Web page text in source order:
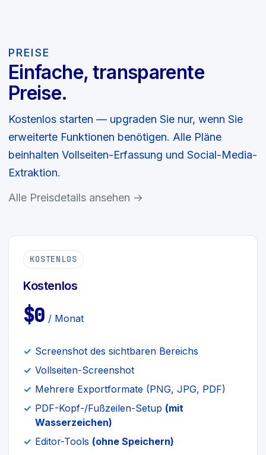
PREISE
Einfache, transparente
Preise.
Kostenlos starten — upgraden Sie nur, wenn Sie
erweiterte Funktionen benötigen. Alle Pläne
beinhalten Vollseiten-Erfassung und Social-Media-
Extraktion.
Alle Preisdetails ansehen →
KOSTENLOS
Kostenlos
$0 / Monat
Screenshot des sichtbaren Bereichs
Vollseiten-Screenshot
Mehrere Exportformate (PNG, JPG, PDF)
PDF-Kopf-/Fußzeilen-Setup (mit
Wasserzeichen)
Editor-Tools (ohne Speichern)